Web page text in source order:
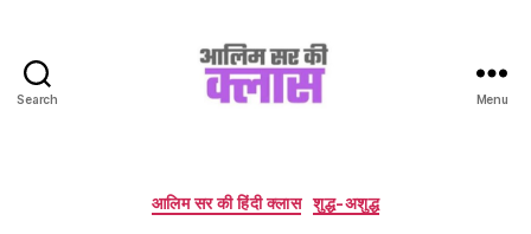
Search
Class
Menu
Categories
आलिम सर की हिंदी क्लास शुद्ध-अशुद्ध